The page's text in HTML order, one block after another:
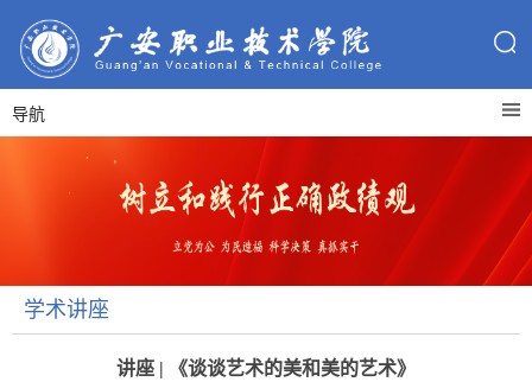
导航
学术讲座
讲座 | 《谈谈艺术的美和美的艺术》